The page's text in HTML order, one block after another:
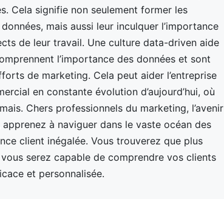
Cela signifie non seulement former les
mais aussi leur inculquer l’importance
de leur travail. Une culture data-driven aide
l’importance des données et sont
de marketing. Cela peut aider l’entreprise
en constante évolution d’aujourd’hui, où
Chers professionnels du marketing, l’avenir
à naviguer dans le vaste océan des
client inégalée. Vous trouverez que plus
serez capable de comprendre vos clients
et personnalisée.